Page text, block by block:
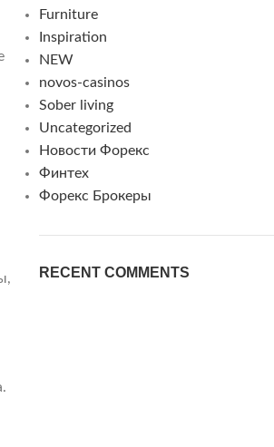
Furniture
Inspiration
NEW
novos-casinos
Sober living
Uncategorized
Новости Форекс
Финтех
Форекс Брокеры
RECENT COMMENTS